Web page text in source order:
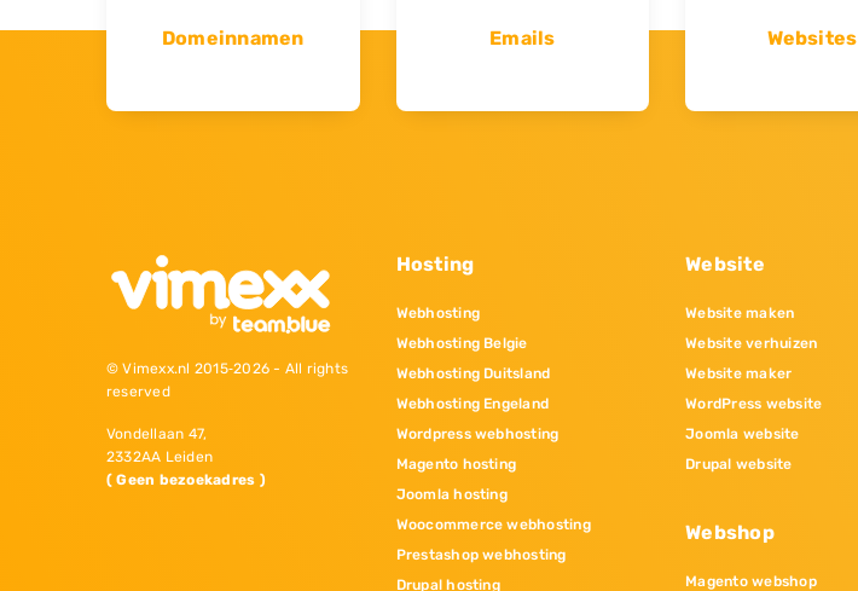
Domeinnamen Emails
Websites
© Vimexx.nl 2015‐2026 - All rights
reserved
Vondellaan 47,
2332AA Leiden
( Geen bezoekadres )
Hosting
Webhosting
Webhosting Belgie
Webhosting Duitsland
Webhosting Engeland
Wordpress webhosting
Magento hosting
Joomla hosting
Woocommerce webhosting
Prestashop webhosting
Drupal hosting
Website
Website maken
Website verhuizen
Website maker
WordPress website
Joomla website
Drupal website
Webshop
Magento webshop